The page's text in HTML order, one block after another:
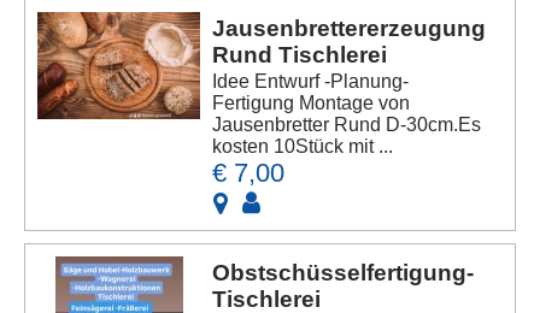
Jausenbrettererzeugung
Rund Tischlerei
Idee Entwurf -Planung-
Fertigung Montage von
Jausenbretter Rund D-30cm.Es
kosten 10Stück mit ...
€ 7,00
Obstschüsselfertigung-
Tischlerei